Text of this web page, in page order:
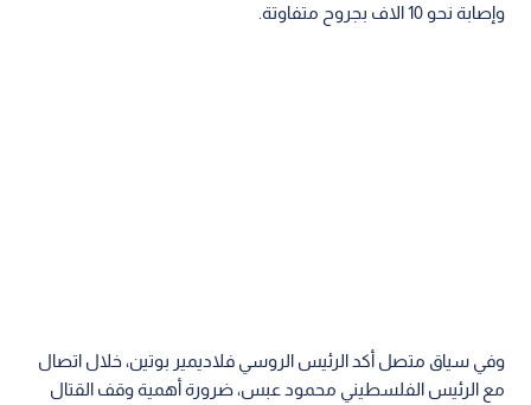
وإصابة نحو 10 الاف بجروح متفاوتة.
وفي سياق متصل أكد الرئيس الروسي فلاديمير بوتين، خلال اتصال
مع الرئيس الفلسطيني محمود عبس، ضرورة أهمية وقف القتال